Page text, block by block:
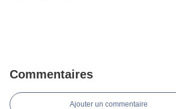
Commentaires
Ajouter un commentaire